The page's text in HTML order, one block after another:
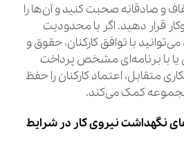
و صادقانه صحبت کنید و آن‌ها را
قرار دهید. اگر با محدودیت
با توافق کارکنان، حقوق و
یا با برنامه‌ای مشخص پرداخت
متقابل، اعتماد کارکنان را حفظ
مجموعه کمک می‌کند.
نگهداشت نیروی کار در شرایط